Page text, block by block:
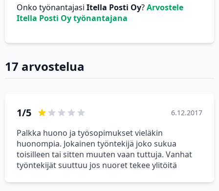
Onko työnantajasi Itella Posti Oy?Arvostele
Itella Posti Oy työnantajana
17 arvostelua
1/5 6.12.2017
Palkka huono ja työsopimukset vieläkin
huonompia. Jokainen työntekijä joko sukua
toisilleen tai sitten muuten vaan tuttuja. Vanhat
työntekijät suuttuu jos nuoret tekee ylitöitä